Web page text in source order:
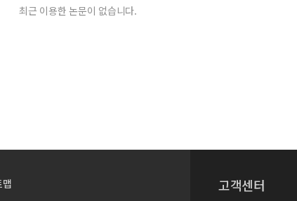
최근 이용한 논문이 없습니다.
맵
고객센터